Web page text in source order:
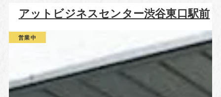
アットビジネスセンター渋谷東口駅前
営業中